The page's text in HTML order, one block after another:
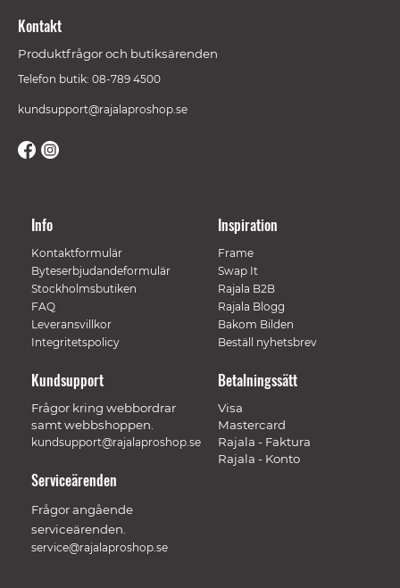
Kontakt
Produktfrågor och butiksärenden
Telefon butik: 08-789 4500
kundsupport@rajalaproshop.se
Info
Kontaktformulär
Byteserbjudandeformulär
Stockholmsbutiken
FAQ
Leveransvillkor
Integritetspolicy
Inspiration
Frame
Swap It
Rajala B2B
Rajala Blogg
Bakom Bilden
Beställ nyhetsbrev
Betalningssätt
Visa
Mastercard
Rajala - Faktura
Rajala - Konto
Kundsupport
Frågor kring webbordrar
samt webbshoppen.
kundsupport@rajalaproshop.se
Serviceärenden
Frågor angående
serviceärenden.
service@rajalaproshop.se